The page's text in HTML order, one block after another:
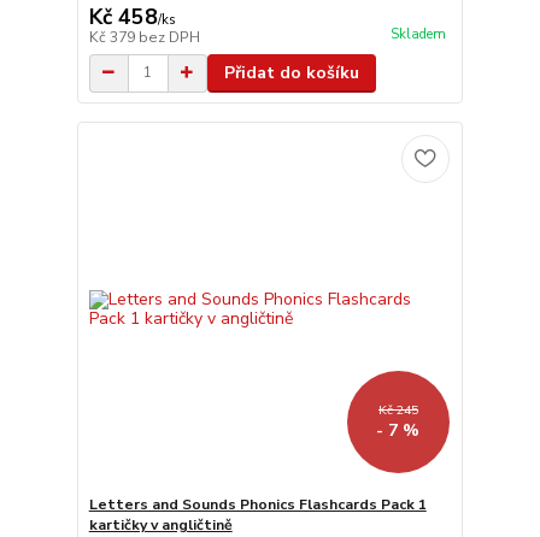
Kč 458/ks
Kč 379 bez DPH Skladem
Přidat do košíku
Kč 245
- 7 %
Letters and Sounds Phonics Flashcards Pack 1
kartičky v angličtině